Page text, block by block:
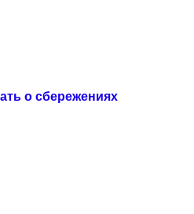
о сбережениях